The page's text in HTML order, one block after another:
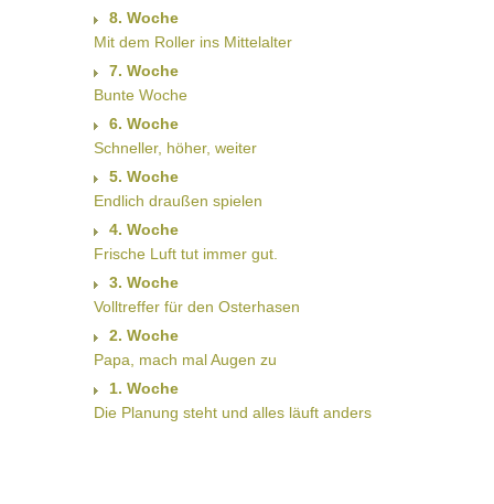
8. Woche
Mit dem Roller ins Mittelalter
7. Woche
Bunte Woche
6. Woche
Schneller, höher, weiter
5. Woche
Endlich draußen spielen
4. Woche
Frische Luft tut immer gut.
3. Woche
Volltreffer für den Osterhasen
2. Woche
Papa, mach mal Augen zu
1. Woche
Die Planung steht und alles läuft anders